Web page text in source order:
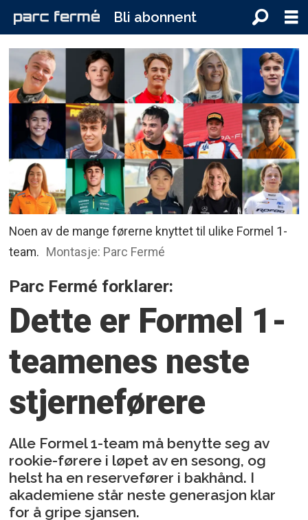
Bli abonnent
Noen av de mange førerne knyttet til ulike Formel 1-
team. Montasje: Parc Fermé
Parc Fermé forklarer:
Dette er Formel 1-
teamenes neste
stjerneførere
Alle Formel 1-team må benytte seg av
rookie-førere i løpet av en sesong, og
helst ha en reservefører i bakhånd. I
akademiene står neste generasjon klar
for å gripe sjansen.